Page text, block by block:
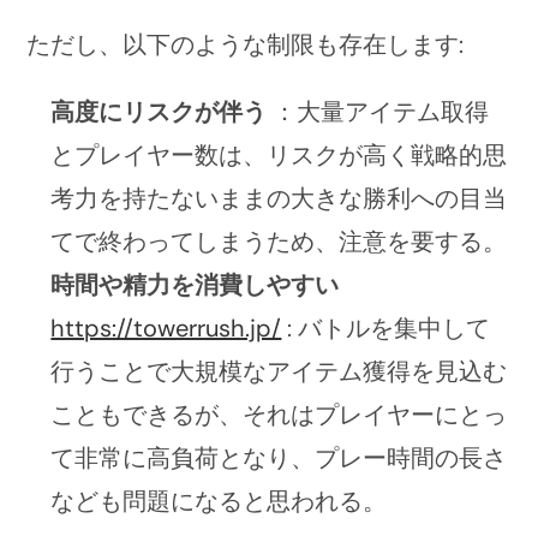
ただし、以下のような制限も存在します:
高度にリスクが伴う
：大量アイテム取得
とプレイヤー数は、リスクが高く戦略的思
考力を持たないままの大きな勝利への目当
てで終わってしまうため、注意を要する。
時間や精力を消費しやすい
https://towerrush.jp/ : バトルを集中して
行うことで大規模なアイテム獲得を見込む
こともできるが、それはプレイヤーにとっ
て非常に高負荷となり、プレー時間の長さ
なども問題になると思われる。